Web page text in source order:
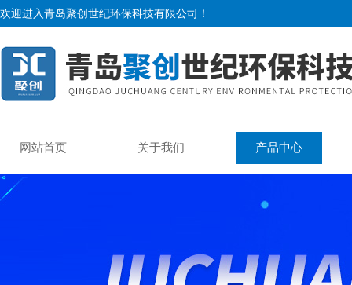
欢迎进入青岛聚创世纪环保科技有限公司！
网站首页 关于我们 产品中心